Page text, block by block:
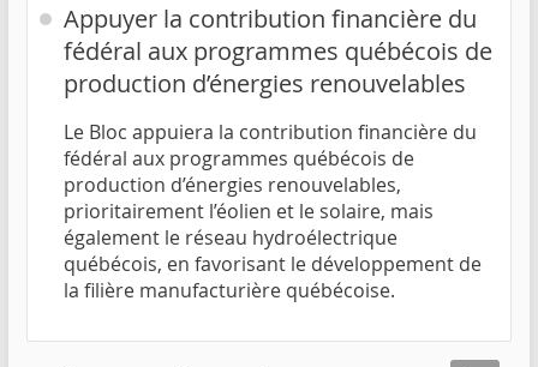
Appuyer la contribution financière du
fédéral aux programmes québécois de
production d’énergies renouvelables
Le Bloc appuiera la contribution financière du
fédéral aux programmes québécois de
production d’énergies renouvelables,
prioritairement l’éolien et le solaire, mais
également le réseau hydroélectrique
québécois, en favorisant le développement de
la filière manufacturière québécoise.